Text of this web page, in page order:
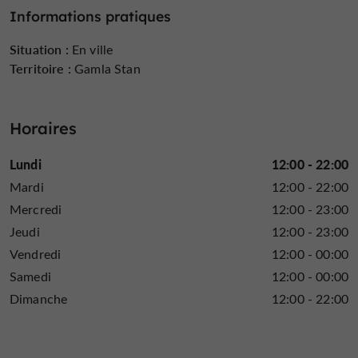
mémorable
. Que vous veniez à l'Ambassade d'Ardbeg
pour unedégustation de whisky exclusive, un repas
raffiné ou une soirée entre amis
passion dugoût, de l'artisanat et de la communauté
Informations pratiques
Situation : En ville
Territoire : Gamla Stan
Horaires
Lundi 12:00 - 22:00
Mardi
12:00 - 22:00
Mercredi
12:00 - 23:00
Jeudi
12:00 - 23:00
Vendredi
12:00 - 00:00
Samedi
12:00 - 00:00
Dimanche
12:00 - 22:00